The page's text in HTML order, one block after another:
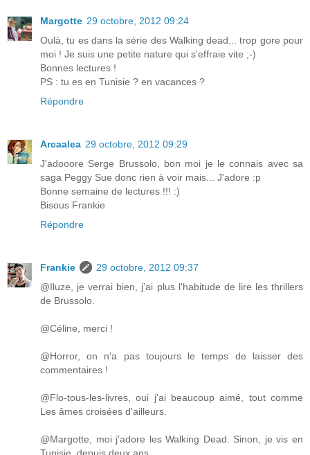
Margotte 29 octobre, 2012 09:24
Oulà, tu es dans la série des Walking dead... trop gore pour
moi ! Je suis une petite nature qui s'effraie vite ;-)
Bonnes lectures !
PS : tu es en Tunisie ? en vacances ?
Répondre
Arcaalea 29 octobre, 2012 09:29
J'adooore Serge Brussolo, bon moi je le connais avec sa
saga Peggy Sue donc rien à voir mais... J'adore :p
Bonne semaine de lectures !!! :)
Bisous Frankie
Répondre
Frankie
29 octobre, 2012 09:37
@Iluze, je verrai bien, j'ai plus l'habitude de lire les thrillers
de Brussolo.
@Céline, merci !
@Horror, on n'a pas toujours le temps de laisser des
commentaires !
@Flo-tous-les-livres, oui j'ai beaucoup aimé, tout comme
Les âmes croisées d'ailleurs.
@Margotte, moi j'adore les Walking Dead. Sinon, je vis en